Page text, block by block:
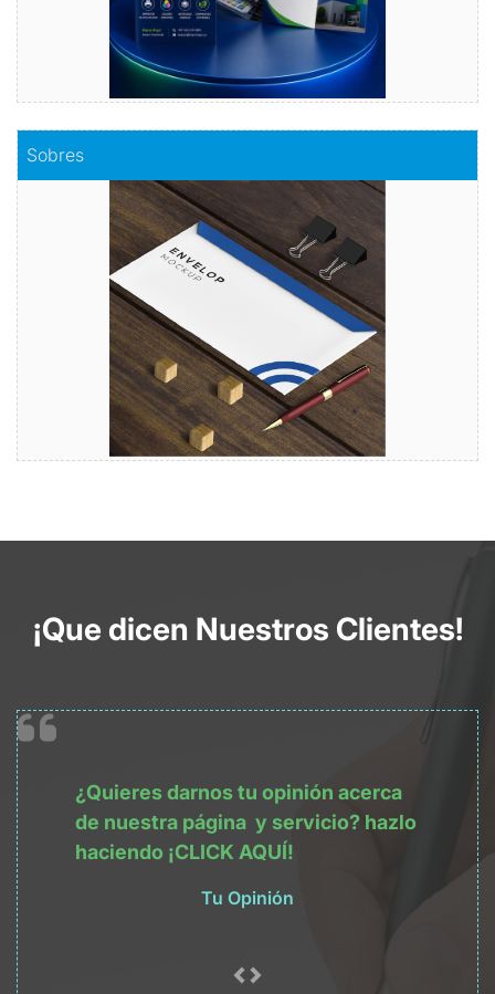
Sobres
Envuelve tu mensaje con sobres de calidad
Comprar
Comprar
¡Que dicen Nuestros Clientes!
¿Quieres darnos tu opinión acerca
de nuestra página y servicio? hazlo
haciendo ¡CLICK AQUÍ!
Tu Opinión